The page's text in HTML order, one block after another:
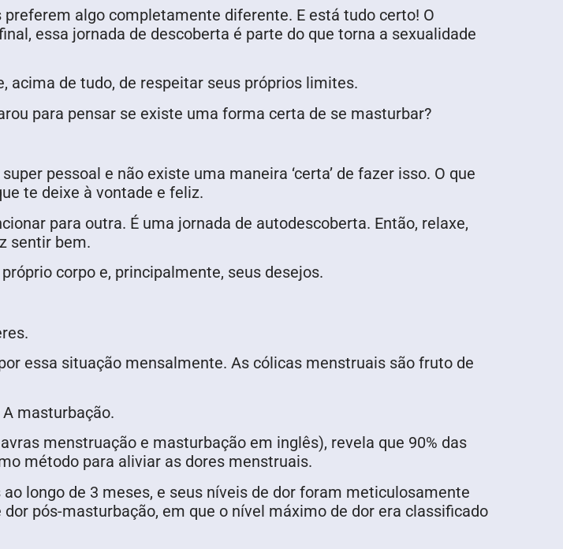
algo completamente diferente. E está tudo certo! O
essa jornada de descoberta é parte do que torna a sexualidade
acima de tudo, de respeitar seus próprios limites.
para pensar se existe uma forma certa de se masturbar?
pessoal e não existe uma maneira ‘certa’ de fazer isso. O que
te deixe à vontade e feliz.
para outra. É uma jornada de autodescoberta. Então, relaxe,
sentir bem.
corpo e, principalmente, seus desejos.
essa situação mensalmente. As cólicas menstruais são fruto de
masturbação.
menstruação e masturbação em inglês), revela que 90% das
método para aliviar as dores menstruais.
longo de 3 meses, e seus níveis de dor foram meticulosamente
pós-masturbação, em que o nível máximo de dor era classificado